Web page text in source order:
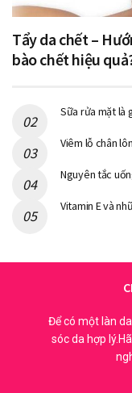
Peel da tại
Một số lợi ích của
Trị mụn
Trẻ hóa da mặt
Làm thông
khác
Tăng cường,
Tẩy da chết –
bào chết hiệu
Sữa rửa mặt là
Viêm lỗ chân
Nguyên tắc
Vitamin E và
Để có một làn
sóc da hợp